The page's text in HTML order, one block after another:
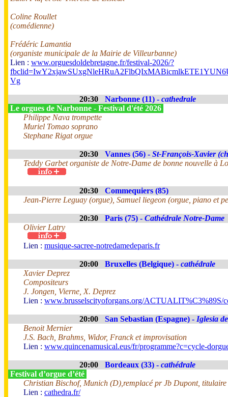
Coline Roullet
(comédienne)
Frédéric Lamantia
(organiste municipale de la Mairie de Villeurbanne)
Lien : www.orguesdoldebretagne.fr/festival-2026/?
Vg
20:30 Narbonne (11) - cathedrale
Le orgues de Narbonne - Festival d'été 2026
Philippe Nava trompette
Muriel Tomao soprano
Stephane Rigat orgue
20:30 Vannes (56) - St-François-Xavier
Teddy Garbet organiste de Notre-Dame de bonne nouvelle à
20:30
Commequiers (85)
Jean-Pierre Leguay (orgue), Samuel liegeon (orgue, piano et
20:30 Paris (75) - Cathédrale Notre-Dame
Olivier Latry
Lien : musique-sacree-notredamedeparis.fr
20:00 Bruxelles (Belgique) - cathédrale
Xavier Deprez
Compositeurs
J. Jongen, Vierne, X. Deprez
Lien : www.brusselscityoforgans.org/ACTUALIT%C3%89S/
20:00 San Sebastian (Espagne) - Iglesia
Benoit Mernier
J.S. Bach, Brahms, Widor, Franck et improvisation
Lien : www.quincenamusical.eus/fr/programme?c=cycle-
20:00 Bordeaux (33) - cathédrale
Festival d’orgue d’été
Christian Bischof, Munich (D),remplacé pr Jb Dupont, titulaire
Lien : cathedra.fr/